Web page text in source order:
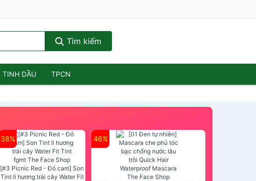
Tìm kiếm
TINH DẦU TPCN
38%
[#3 Picnic Red - Đỏ cam] Son
Tint lì hương trái cây Water Fit
46%